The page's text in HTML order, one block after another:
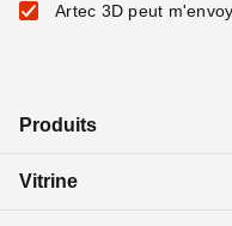
Artec 3D peut
Produits
Vitrine